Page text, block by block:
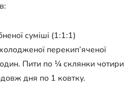
суміші (1:1:1)
перекип’яченої
Пити по ¼ склянки чотири
дня по 1 ковтку.